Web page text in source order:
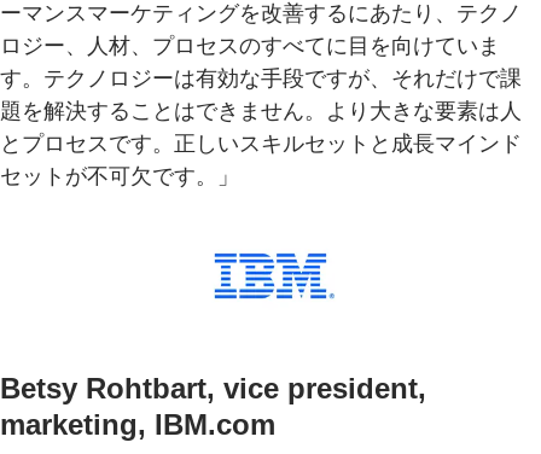
ーマンスマーケティングを改善するにあたり、テクノ
ロジー、人材、プロセスのすべてに目を向けていま
す。テクノロジーは有効な手段ですが、それだけで課
題を解決することはできません。より大きな要素は人
とプロセスです。正しいスキルセットと成長マインド
セットが不可欠です。」
Betsy Rohtbart, vice president,
marketing, IBM.com